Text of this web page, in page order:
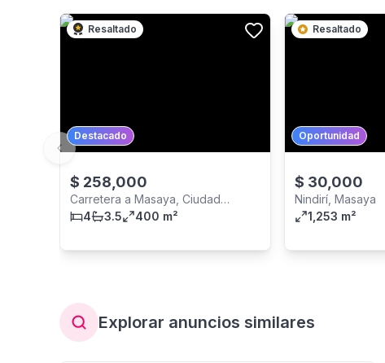
Resaltado
Destacado
$ 258,000
Carretera a Masaya, Ciudad
Managua
4 3.5 400 m²
Resaltado
Oportunidad
$ 30,000
Nindirí, Masaya
1,253 m²
Previous slide
Explorar anuncios similares